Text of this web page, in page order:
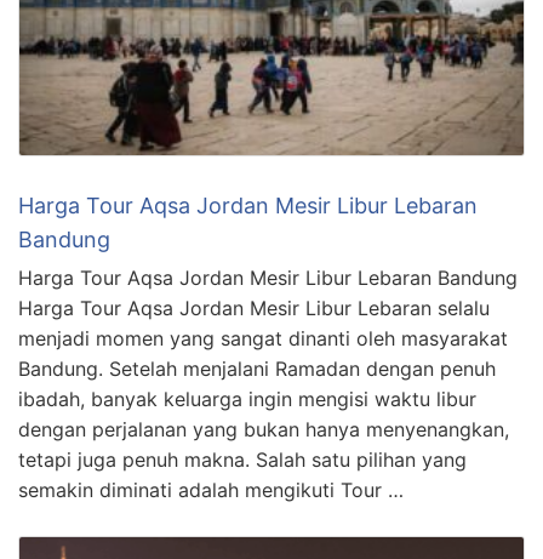
Harga Tour Aqsa Jordan Mesir Libur Lebaran
Bandung
Harga Tour Aqsa Jordan Mesir Libur Lebaran Bandung
Harga Tour Aqsa Jordan Mesir Libur Lebaran selalu
menjadi momen yang sangat dinanti oleh masyarakat
Bandung. Setelah menjalani Ramadan dengan penuh
ibadah, banyak keluarga ingin mengisi waktu libur
dengan perjalanan yang bukan hanya menyenangkan,
tetapi juga penuh makna. Salah satu pilihan yang
semakin diminati adalah mengikuti Tour …